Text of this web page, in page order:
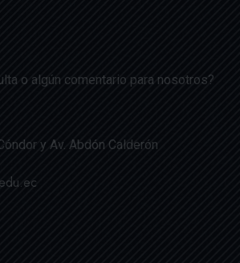
o algún comentario para nosotros?
y Av. Abdón Calderón